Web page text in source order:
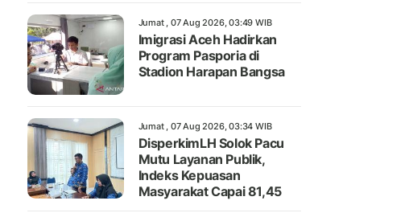
Jumat , 07 Aug 2026, 03:49 WIB
Imigrasi Aceh Hadirkan
Program Pasporia di
Stadion Harapan Bangsa
Jumat , 07 Aug 2026, 03:34 WIB
DisperkimLH Solok Pacu
Mutu Layanan Publik,
Indeks Kepuasan
Masyarakat Capai 81,45